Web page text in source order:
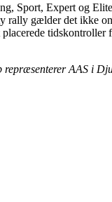
Sport, Expert og
rally gælder det ikke
placerede
AAS i